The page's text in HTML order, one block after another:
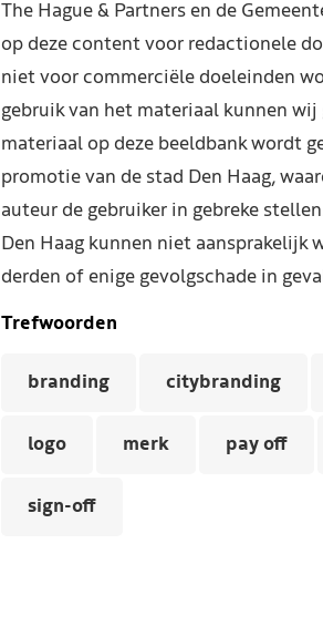
The Hague & Partners en de
op deze content voor redactionele
niet voor commerciële doeleinden
gebruik van het materiaal kunnen
materiaal op deze beeldbank wordt
promotie van de stad Den Haag,
auteur de gebruiker in gebreke
Den Haag kunnen niet aansprakelijk
derden of enige gevolgschade in
Trefwoorden
branding citybranding
logo merk pay off
sign-off